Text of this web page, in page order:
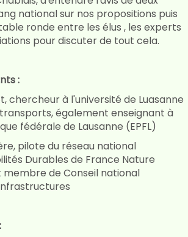
national sur nos propositions puis
ronde entre les élus , les experts
pour discuter de tout cela.
:
chercheur à l'université de Luasanne
également enseignant à
fédérale de Lausanne (EPFL)
pilote du réseau national
Durables de France Nature
de Conseil national